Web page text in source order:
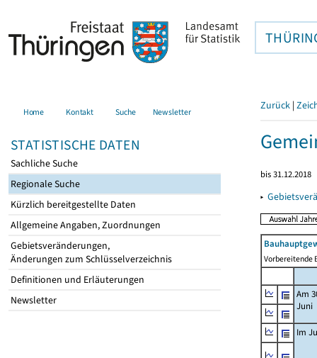
Home Kontakt Suche Newsletter
STATISTISCHE DATEN
Sachliche Suche
Regionale Suche
Kürzlich bereitgestellte Daten
Allgemeine Angaben, Zuordnungen
Gebietsveränderungen,
Änderungen zum Schlüsselverzeichnis
Definitionen und Erläuterungen
Newsletter
Zurück |
bis 31.12.2018
▸
Vorbereitende
Am
Juni
Im